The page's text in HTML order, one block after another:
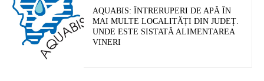
AQUABIS: ÎNTRERUPERI DE APĂ ÎN
MAI MULTE LOCALITĂȚI DIN JUDEȚ.
UNDE ESTE SISTATĂ ALIMENTAREA
VINERI